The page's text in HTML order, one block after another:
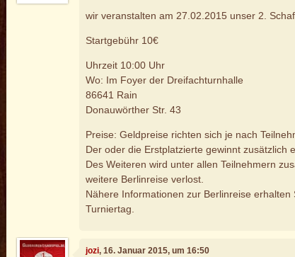
wir veranstalten am 27.02.2015 unser 2.
Startgebühr 10€
Uhrzeit 10:00 Uhr
Wo: Im Foyer der Dreifachturnhalle
86641 Rain
Donauwörther Str. 43
Preise: Geldpreise richten sich je nach
Der oder die Erstplatzierte gewinnt zusätzlich
Des Weiteren wird unter allen Teilnehmern
weitere Berlinreise verlost.
Nähere Informationen zur Berlinreise erhalten
Turniertag.
jozi, 16. Januar 2015, um 16:50